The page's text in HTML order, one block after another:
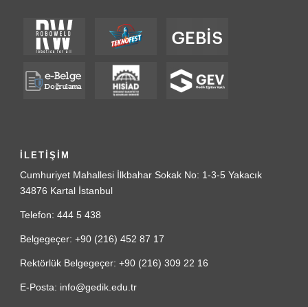
İLETİŞİM
Cumhuriyet Mahallesi İlkbahar Sokak No: 1-3-5 Yakacık
34876 Kartal İstanbul
Telefon: 444 5 438
Belgegeçer: +90 (216) 452 87 17
Rektörlük Belgegeçer: +90 (216) 309 22 16
E-Posta: info@gedik.edu.tr